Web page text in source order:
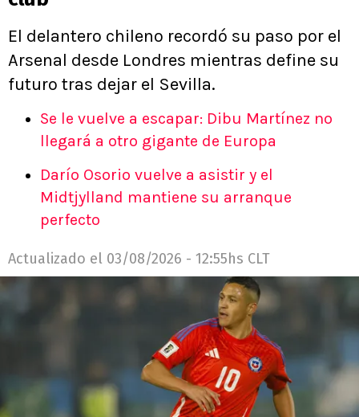
El delantero chileno recordó su paso por el
Arsenal desde Londres mientras define su
futuro tras dejar el Sevilla.
Se le vuelve a escapar: Dibu Martínez no
llegará a otro gigante de Europa
Darío Osorio vuelve a asistir y el
Midtjylland mantiene su arranque
perfecto
Actualizado el 03/08/2026 - 12:55hs CLT